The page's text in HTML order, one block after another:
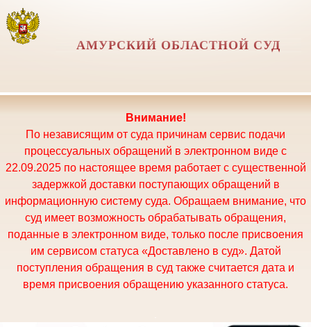
АМУРСКИЙ ОБЛАСТНОЙ СУД
Внимание!
По независящим от суда причинам сервис подачи
процессуальных обращений в электронном виде с
22.09.2025 по настоящее время работает с существенной
задержкой доставки поступающих обращений в
информационную систему суда. Обращаем внимание, что
суд имеет возможность обрабатывать обращения,
поданные в электронном виде, только после присвоения
им сервисом статуса «Доставлено в суд». Датой
поступления обращения в суд также считается дата и
время присвоения обращению указанного статуса.